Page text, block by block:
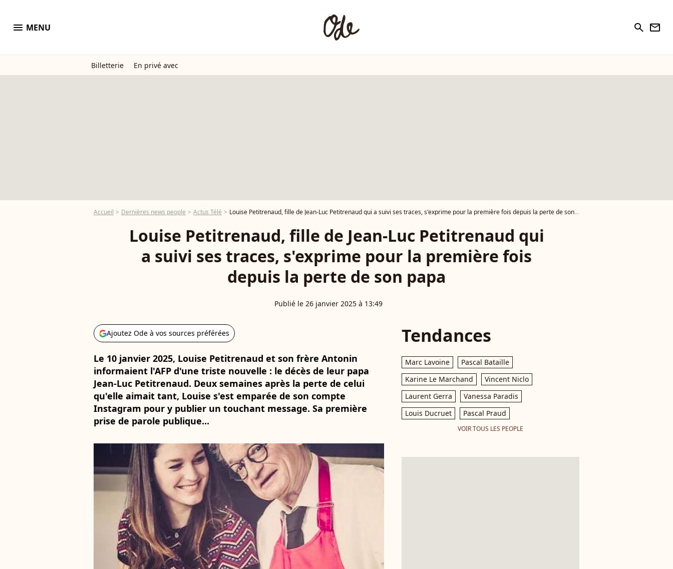
menu MENU search newsletter
Billetterie En privé avec
Accueil Dernières news people Actus Télé Louise Petitrenaud, fille de Jean-Luc Petitrenaud qui a suivi ses traces, s'exprime pour la première fois depuis la perte de son papa
Louise Petitrenaud, fille de Jean-Luc Petitrenaud qui
a suivi ses traces, s'exprime pour la première fois
depuis la perte de son papa
Publié le 26 janvier 2025 à 13:49
Ajoutez Ode à vos sources préférées
Le 10 janvier 2025, Louise Petitrenaud et son frère Antonin
informaient l'AFP d'une triste nouvelle : le décès de leur papa
Jean-Luc Petitrenaud. Deux semaines après la perte de celui
qu'elle aimait tant, Louise s'est emparée de son compte
Instagram pour y publier un touchant message. Sa première
prise de parole publique...
Tendances
Marc Lavoine
Pascal Bataille
Karine Le Marchand
Vincent Niclo
Laurent Gerra
Vanessa Paradis
Louis Ducruet
Pascal Praud
VOIR TOUS LES PEOPLE